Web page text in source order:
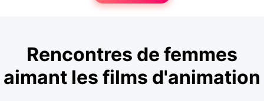
Rencontres de femmes
aimant les films d'animation